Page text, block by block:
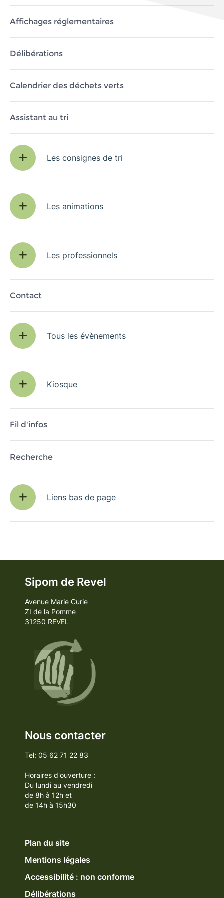
Affichages réglementaires
Délibérations
Calendrier des déchets verts
Assistant au tri
Les consignes de tri
Les animations
Les professionnels
Contact
Tous les évènements
Kiosque
Fil d'infos
Recherche
Liens bas de page
Sipom de Revel
Avenue Marie Curie
ZI de la Pomme
31250 REVEL
Nous contacter
Tel: 05 62 71 22 83
Horaires d'ouverture :
Du lundi au vendredi
de 8h à 12h et
de 14h à 15h30
Plan du site
Mentions légales
Accessibilité : non conforme
Délibérations